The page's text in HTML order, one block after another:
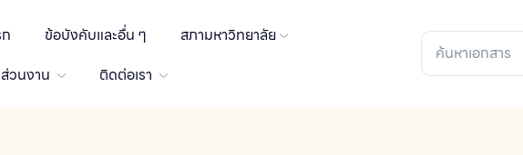
ข้อบังคับและอื่น ๆ
สภามหาวิทยาลัย
วนงาน
ติดต่อเรา